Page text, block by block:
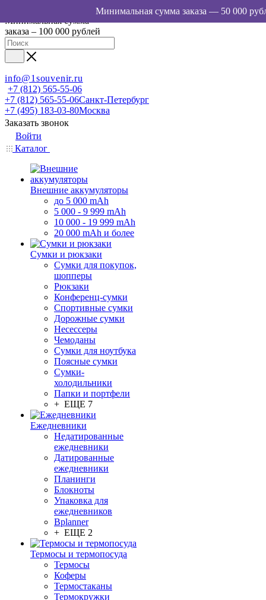
Минимальная сумма
заказа – 100 000 рублей
info@1souvenir.ru
+7 (812) 565-55-06
+7 (812) 565-55-06Санкт-Петербург
+7 (495) 183-03-80Москва
Заказать звонок
Войти
Каталог
Внешние аккумуляторы
до 5 000 mAh
5 000 - 9 999 mAh
10 000 - 19 999 mAh
20 000 mAh и более
Сумки и рюкзаки
Сумки для покупок,
шопперы
Рюкзаки
Конференц-сумки
Спортивные сумки
Дорожные сумки
Несессеры
Чемоданы
Сумки для ноутбука
Поясные сумки
Сумки-
холодильники
Папки и портфели
+ ЕЩЕ 7
Ежедневники
Недатированные
ежедневники
Датированные
ежедневники
Планинги
Блокноты
Упаковка для
ежедневников
Bplanner
+ ЕЩЕ 2
Термосы и термопосуда
Термосы
Коферы
Термостаканы
Термокружки